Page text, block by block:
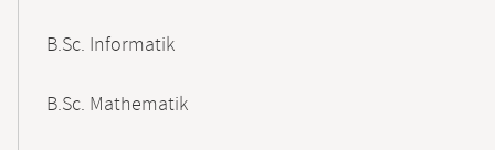
B.Sc. Informatik
B.Sc. Mathematik